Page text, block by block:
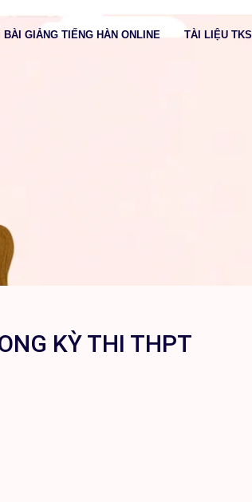
BÀI GIẢNG TIẾNG HÀN ONLINE TÀI LIỆU TKS
KỲ THI THPT